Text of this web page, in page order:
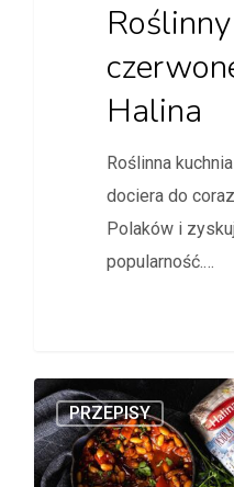
Halina
Roślinna
dociera do
Polaków i
popularność.…
PRZEPISY